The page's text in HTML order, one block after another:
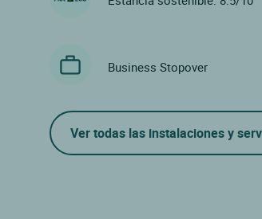
Business Stopover
Ver todas las instalaciones y